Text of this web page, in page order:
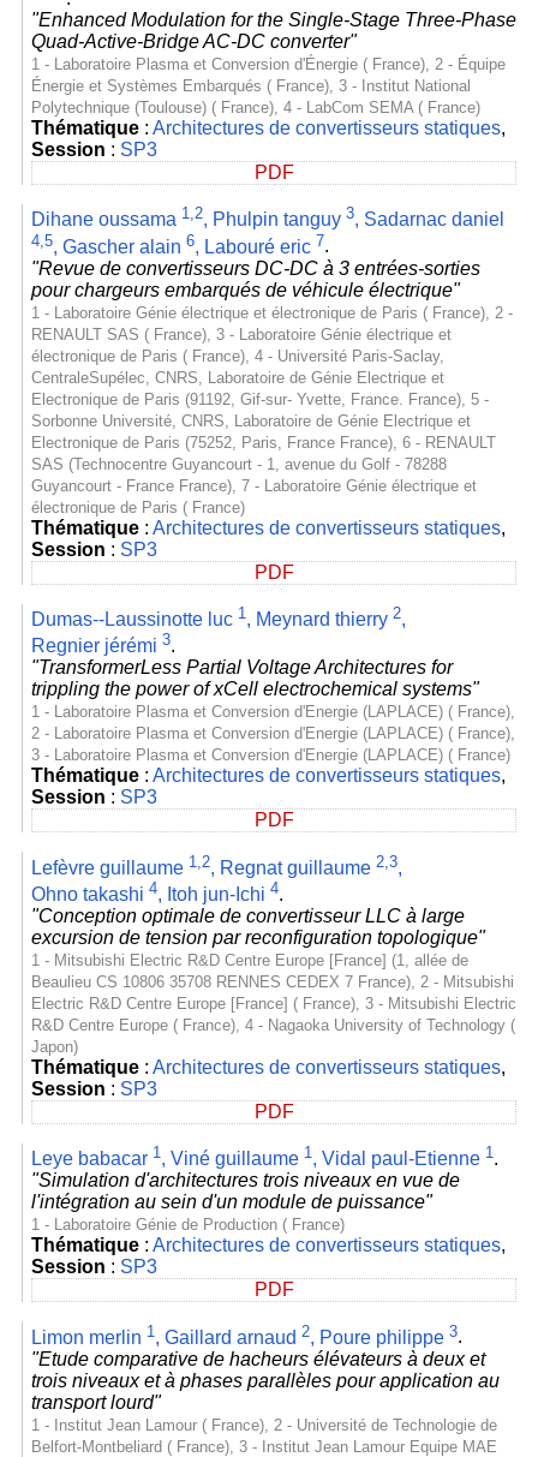
"Enhanced Modulation for the Single-Stage Three-Phase
Quad-Active-Bridge AC-DC converter"
1 - Laboratoire Plasma et Conversion d'Énergie ( France), 2 - Équipe
Énergie et Systèmes Embarqués ( France), 3 - Institut National
Polytechnique (Toulouse) ( France), 4 - LabCom SEMA ( France)
Thématique: Architectures de convertisseurs statiques,
Session : SP3
PDF
Dihane oussama 1,2, Phulpin tanguy 3, Sadarnac daniel
4,5, Gascher alain 6, Labouré eric 7.
"Revue de convertisseurs DC-DC à 3 entrées-sorties
pour chargeurs embarqués de véhicule électrique"
1 - Laboratoire Génie électrique et électronique de Paris ( France), 2 -
RENAULT SAS ( France), 3 - Laboratoire Génie électrique et
électronique de Paris ( France), 4 - Université Paris-Saclay,
CentraleSupélec, CNRS, Laboratoire de Génie Electrique et
Electronique de Paris (91192, Gif-sur- Yvette, France. France), 5 -
Sorbonne Université, CNRS, Laboratoire de Génie Electrique et
Electronique de Paris (75252, Paris, France France), 6 - RENAULT
SAS (Technocentre Guyancourt - 1, avenue du Golf - 78288
Guyancourt - France France), 7 - Laboratoire Génie électrique et
électronique de Paris ( France)
Thématique: Architectures de convertisseurs statiques,
Session : SP3
PDF
Dumas--Laussinotte luc 1, Meynard thierry 2,
Regnier jérémi 3.
"TransformerLess Partial Voltage Architectures for
trippling the power of xCell electrochemical systems"
1 - Laboratoire Plasma et Conversion d'Energie (LAPLACE) ( France),
2 - Laboratoire Plasma et Conversion d'Energie (LAPLACE) ( France),
3 - Laboratoire Plasma et Conversion d'Energie (LAPLACE) ( France)
Thématique: Architectures de convertisseurs statiques,
Session : SP3
PDF
Lefèvre guillaume 1,2, Regnat guillaume 2,3,
Ohno takashi 4, Itoh jun-Ichi 4.
"Conception optimale de convertisseur LLC à large
excursion de tension par reconfiguration topologique"
1 - Mitsubishi Electric R&D Centre Europe [France] (1, allée de
Beaulieu CS 10806 35708 RENNES CEDEX 7 France), 2 - Mitsubishi
Electric R&D Centre Europe [France] ( France), 3 - Mitsubishi Electric
R&D Centre Europe ( France), 4 - Nagaoka University of Technology (
Japon)
Thématique: Architectures de convertisseurs statiques,
Session : SP3
PDF
Leye babacar 1, Viné guillaume 1, Vidal paul-Etienne 1.
"Simulation d'architectures trois niveaux en vue de
l'intégration au sein d'un module de puissance"
1 - Laboratoire Génie de Production ( France)
Thématique: Architectures de convertisseurs statiques,
Session : SP3
PDF
Limon merlin 1, Gaillard arnaud 2, Poure philippe 3.
"Etude comparative de hacheurs élévateurs à deux et
trois niveaux et à phases parallèles pour application au
transport lourd"
1 - Institut Jean Lamour ( France), 2 - Université de Technologie de
Belfort-Montbeliard ( France), 3 - Institut Jean Lamour Equipe MAE